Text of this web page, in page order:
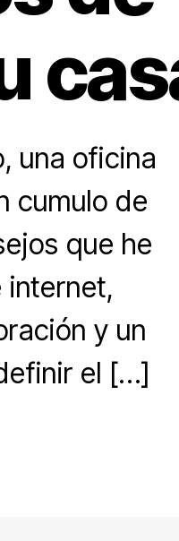
una oficina
cumulo de
que he
internet,
y un
el […]